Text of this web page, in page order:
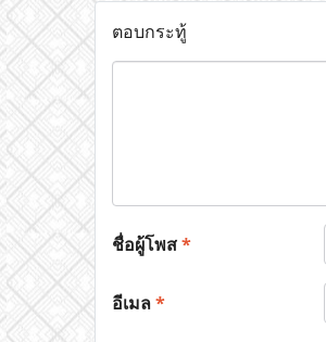
ตอบกระทู้
ชื่อผู้โพส*
อีเมล*